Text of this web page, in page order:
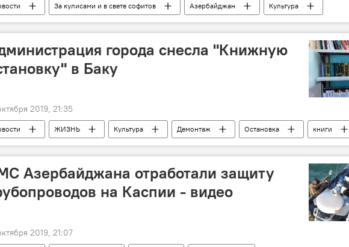
За кулисами и в свете софитов Азербайджан
Культура
Аукцион Художники Картины Баку
города снесла "Книжную
в Баку
2019, 21:35
ЖИЗНЬ Культура Демонтаж Остановка
книги
Азербайджана отработали защиту
на Каспии - видео
2019, 21:07